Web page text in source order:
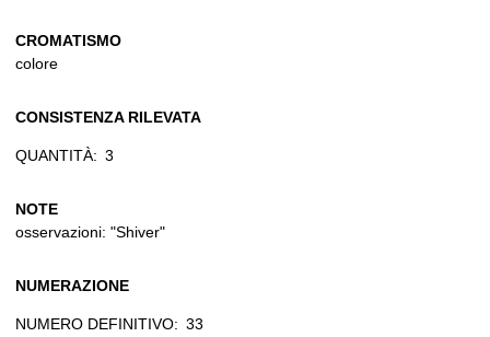
CROMATISMO
colore
CONSISTENZA RILEVATA
QUANTITÀ: 3
NOTE
osservazioni: "Shiver"
NUMERAZIONE
NUMERO DEFINITIVO: 33